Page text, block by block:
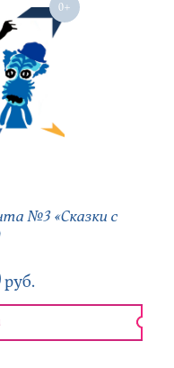
№3 «Сказки с
руб.